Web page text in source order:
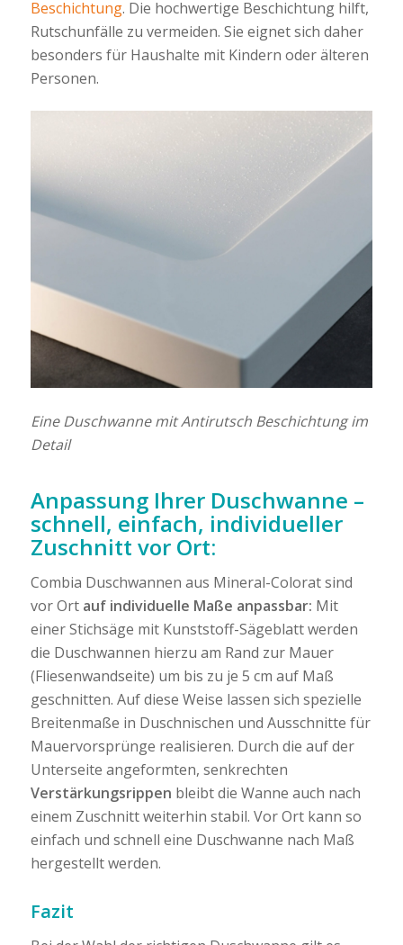
Beschichtung. Die hochwertige Beschichtung hilft,
Rutschunfälle zu vermeiden. Sie eignet sich daher
besonders für Haushalte mit Kindern oder älteren
Personen.
Eine Duschwanne mit Antirutsch Beschichtung im
Detail
Anpassung Ihrer Duschwanne –
schnell, einfach, individueller
Zuschnitt vor Ort:
Combia Duschwannen aus Mineral-Colorat sind
vor Ort auf individuelle Maße anpassbar: Mit
einer Stichsäge mit Kunststoff-Sägeblatt werden
die Duschwannen hierzu am Rand zur Mauer
(Fliesenwandseite) um bis zu je 5 cm auf Maß
geschnitten. Auf diese Weise lassen sich spezielle
Breitenmaße in Duschnischen und Ausschnitte für
Mauervorsprünge realisieren. Durch die auf der
Unterseite angeformten, senkrechten
Verstärkungsrippen bleibt die Wanne auch nach
einem Zuschnitt weiterhin stabil. Vor Ort kann so
einfach und schnell eine Duschwanne nach Maß
hergestellt werden.
Fazit